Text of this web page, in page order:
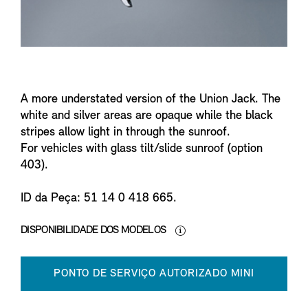
A more understated version of the Union Jack. The
white and silver areas are opaque while the black
stripes allow light in through the sunroof.
For vehicles with glass tilt/slide sunroof (option
403).
ID da Peça: 51 14 0 418 665.
DISPONIBILIDADE DOS MODELOS
PONTO DE SERVIÇO AUTORIZADO MINI